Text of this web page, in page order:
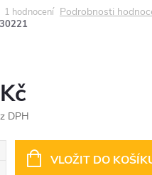
1 hodnocení Podrobnosti
DPH
VLOŽIT DO